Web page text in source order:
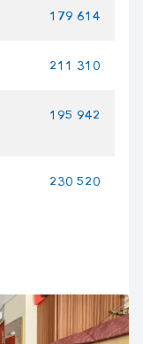
179 614
211 310
195 942
230 520